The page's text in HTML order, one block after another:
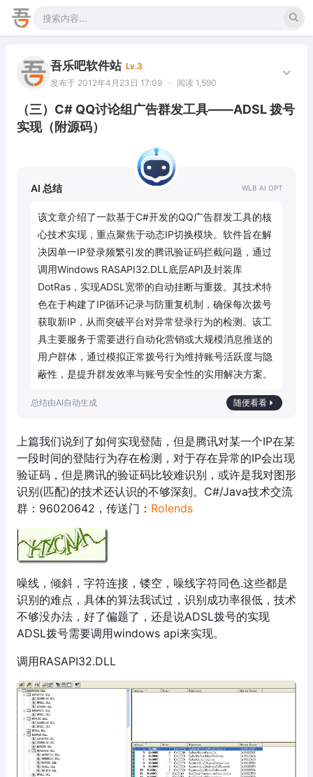
吾乐吧软件站 Lv.3
发布于 2012年4月23日 17:09
· 阅读 1,590
（三）C# QQ讨论组广告群发工具——ADSL 拨号
实现（附源码）
AI 总结
该文章介绍了一款基于C#开发的QQ广告群发工具的核
心技术实现，重点聚焦于动态IP切换模块。软件旨在解
决因单一IP登录频繁引发的腾讯验证码拦截问题，通过
调用Windows RASAPI32.DLL底层API及封装库
DotRas，实现ADSL宽带的自动挂断与重拨。其技术特
色在于构建了IP循环记录与防重复机制，确保每次拨号
获取新IP，从而突破平台对异常登录行为的检测。该工
具主要服务于需要进行自动化营销或大规模消息推送的
用户群体，通过模拟正常拨号行为维持账号活跃度与隐
蔽性，是提升群发效率与账号安全性的实用解决方案。
随便看看
上篇我们说到了如何实现登陆，但是腾讯对某一个IP在某
一段时间的登陆行为存在检测，对于存在异常的IP会出现
验证码，但是腾讯的验证码比较难识别，或许是我对图形
识别(匹配)的技术还认识的不够深刻。C#/Java技术交流
群：96020642，传送门： Rolends
噪线，倾斜，字符连接，镂空，噪线字符同色.这些都是
识别的难点，具体的算法我试过，识别成功率很低，技术
不够没办法，好了偏题了，还是说ADSL拨号的实现
ADSL拨号需要调用windows api来实现。
调用RASAPI32.DLL